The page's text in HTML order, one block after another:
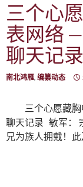
三个心
表网络
聊天记录
南北鸿雁, 编纂动态
三个心愿藏
聊天记录 敏军：
兄为族人拥戴！